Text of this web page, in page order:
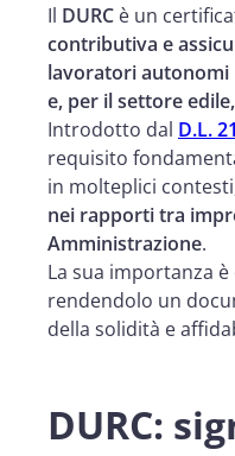
Il DURC è un
contributiva e
lavoratori autonomi
e, per il settore
Introdotto dal D.L.
requisito
in molteplici
nei rapporti tra
Amministrazione.
La sua importanza
rendendolo un
della solidità e
DURC: